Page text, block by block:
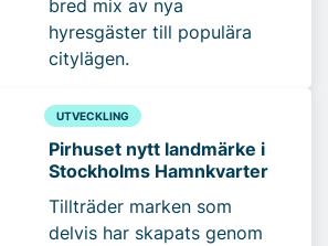
bred mix av nya
hyresgäster till populära
citylägen.
UTVECKLING
Pirhuset nytt landmärke i
Stockholms Hamnkvarter
Tillträder marken som
delvis har skapats genom